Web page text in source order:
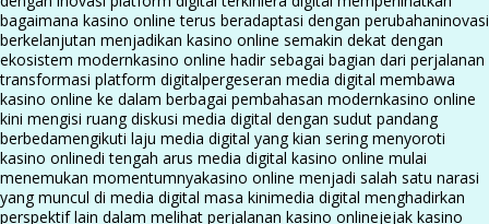
bagaimana kasino online terus beradaptasi dengan perubahaninovasi
berkelanjutan menjadikan kasino online semakin dekat dengan
ekosistem modernkasino online hadir sebagai bagian dari perjalanan
transformasi platform digitalpergeseran media digital membawa
kasino online ke dalam berbagai pembahasan modernkasino online
kini mengisi ruang diskusi media digital dengan sudut pandang
berbedamengikuti laju media digital yang kian sering menyoroti
kasino onlinedi tengah arus media digital kasino online mulai
menemukan momentumnyakasino online menjadi salah satu narasi
yang muncul di media digital masa kinimedia digital menghadirkan
perspektif lain dalam melihat perjalanan kasino onlinejejak kasino